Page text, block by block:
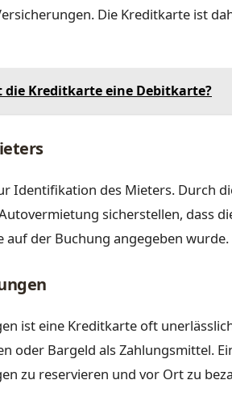
Die Kreditkarte ist
die Kreditkarte eine Debitkarte?
Identifikation des Mieters. Durch
sicherstellen, dass
auf der Buchung angegeben wurde.
ist eine Kreditkarte oft
oder Bargeld als Zahlungsmittel.
zu reservieren und vor Ort zu